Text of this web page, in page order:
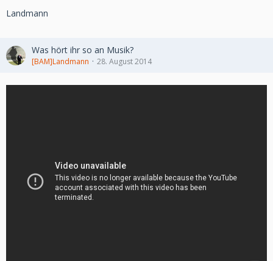
dabei und erlebt die dritte Saison des Gemetzels. Die
Saison 2
archiviert.
Landmann
Was hört ihr so an Musik?
[BAM]Landmann 28. August 2014